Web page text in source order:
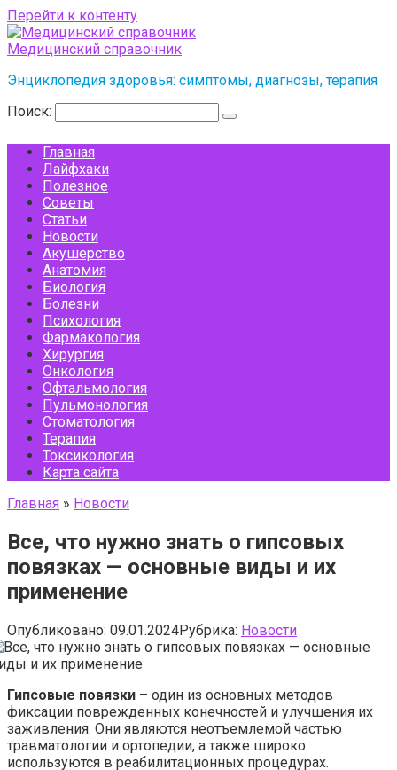
Перейти к контенту
Медицинский справочник
Энциклопедия здоровья: симптомы, диагнозы, терапия
Поиск:
Главная
Лайфхаки
Полезное
Советы
Статьи
Новости
Акушерство
Анатомия
Биология
Болезни
Психология
Фармакология
Хирургия
Онкология
Офтальмология
Пульмонология
Стоматология
Терапия
Токсикология
Карта сайта
Главная » Новости
Все, что нужно знать о гипсовых
повязках — основные виды и их
применение
Опубликовано: 09.01.2024Рубрика: Новости
Гипсовые повязки – один из основных методов
фиксации поврежденных конечностей и улучшения их
заживления. Они являются неотъемлемой частью
травматологии и ортопедии, а также широко
используются в реабилитационных процедурах.